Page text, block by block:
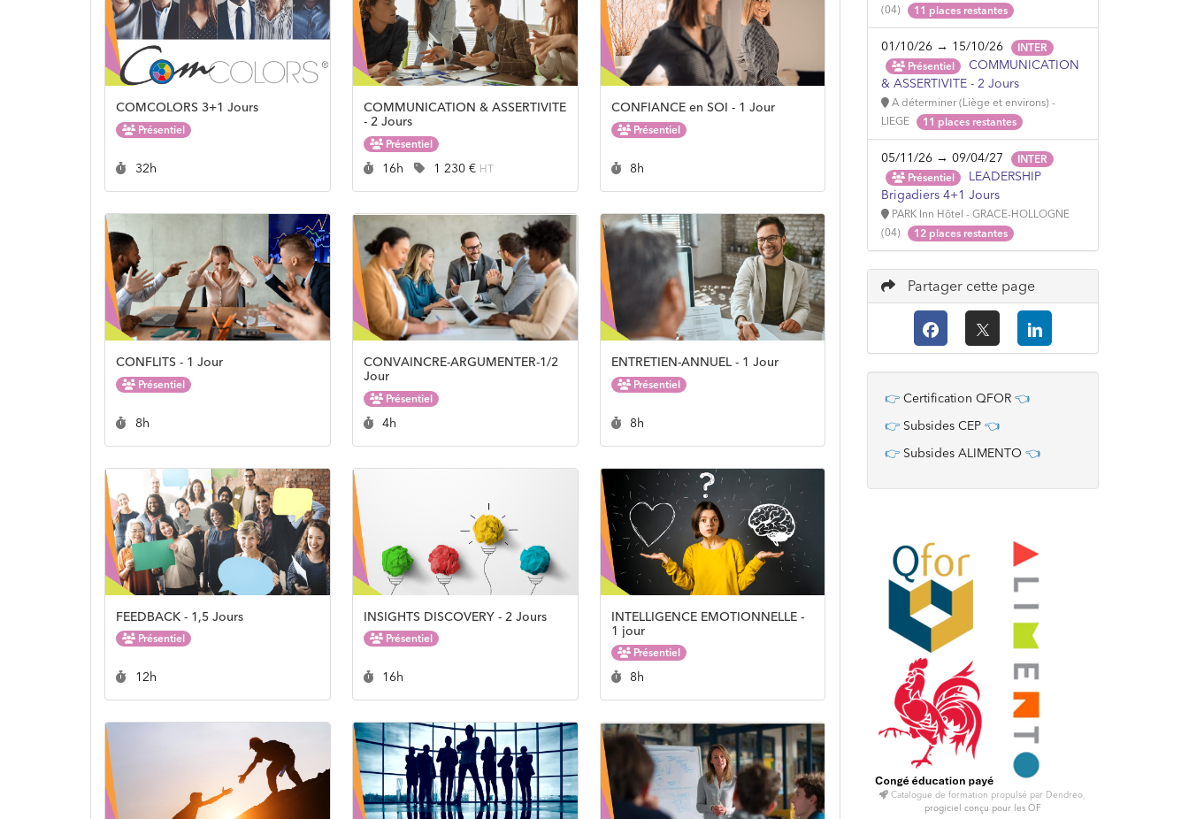
COMCOLORS 3+1 Jours
Présentiel
Durée :
32h
COMMUNICATION & ASSERTIVITE
- 2 Jours
Présentiel
Durée :
16h Prix :
1 230 € HT
CONFIANCE en SOI - 1 Jour
Présentiel
Durée :
8h
CONFLITS - 1 Jour
Présentiel
Durée :
8h
CONVAINCRE-ARGUMENTER-1/2
Jour
Présentiel
Durée :
4h
ENTRETIEN-ANNUEL - 1 Jour
Présentiel
Durée :
8h
FEEDBACK - 1,5 Jours
Présentiel
Durée :
12h
INSIGHTS DISCOVERY - 2 Jours
Présentiel
Durée :
16h
INTELLIGENCE EMOTIONNELLE -
1 jour
Présentiel
Durée :
8h
(04)
11 places restantes
01/10/26 → 15/10/26
INTER
Présentiel
COMMUNICATION
& ASSERTIVITE - 2 Jours
A déterminer (Liège et environs) -
LIEGE
11 places restantes
05/11/26 → 09/04/27
INTER
Présentiel
LEADERSHIP
Brigadiers 4+1 Jours
PARK Inn Hôtel - GRACE-HOLLOGNE
(04)
12 places restantes
Partager cette page
👉 Certification QFOR 👈
👉 Subsides CEP👈
👉 Subsides ALIMENTO 👈
Catalogue de formation propulsé par Dendreo,
progiciel conçu pour les OF